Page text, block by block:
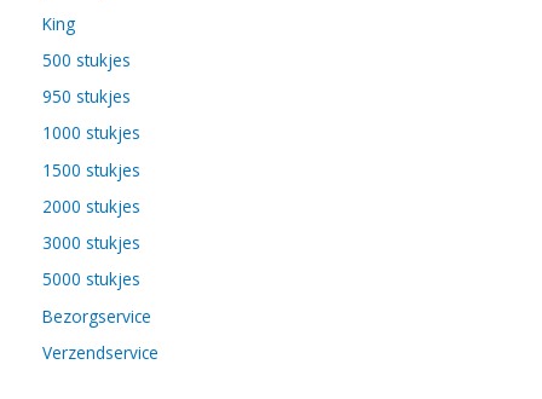
King
500 stukjes
950 stukjes
1000 stukjes
1500 stukjes
2000 stukjes
3000 stukjes
5000 stukjes
Bezorgservice
Verzendservice